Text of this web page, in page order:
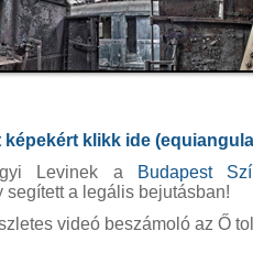
képekért klikk ide
Levinek a
Budapest
segített a legális bejutásban!
videó beszámoló az Ő